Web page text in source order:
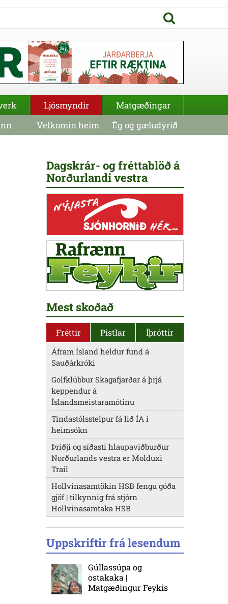
Dagskrár- og fréttablöð á
Norðurlandi vestra
Mest skoðað
Fréttir Pistlar Íþróttir
Áfram Ísland heldur fund á
Sauðárkróki
Golfklúbbur Skagafjarðar á þrjá
keppendur á
Íslandsmeistaramótinu
Tindastólsstelpur fá lið ÍA í
heimsókn
Þriðji og síðasti hlaupaviðburður
Norðurlands vestra er Molduxi
Trail
Hollvinasamtökin HSB fengu góða
gjöf | tilkynnig frá stjórn
Hollvinasamtaka HSB
Uppskriftir frá lesendum
Gúllassúpa og
ostakaka |
Matgæðingur Feykis
Ljósmyndir
Matgæðingar
Velkomin heim Ég og gæludýrið